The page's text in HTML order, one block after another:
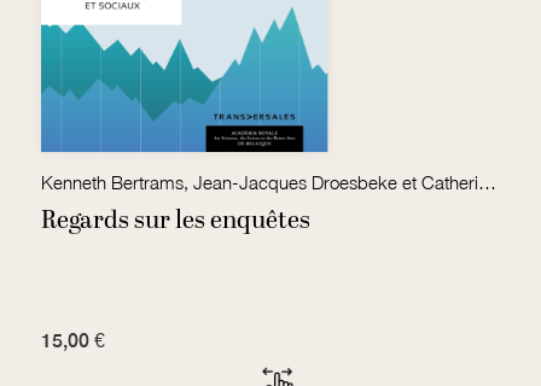
Kenneth Bertrams, Jean-Jacques Droesbeke et Catherine Verwandele (éds.)
Regards sur les enquêtes
15,00 €